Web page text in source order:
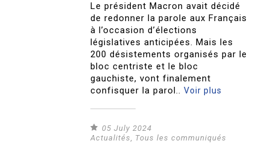
Le président Macron avait décidé
de redonner la parole aux Français
à l’occasion d’élections
législatives anticipées. Mais les
200 désistements organisés par le
bloc centriste et le bloc
gauchiste, vont finalement
confisquer la parol..Voir plus
05 July 2024
Actualités, Tous les communiqués